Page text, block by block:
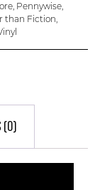
, Pennywise,
than Fiction,
(0)